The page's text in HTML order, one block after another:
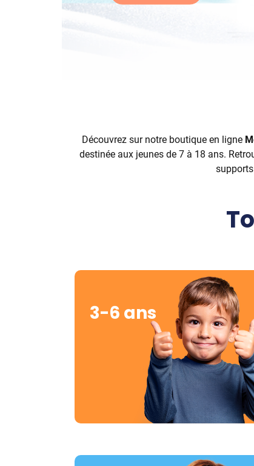
Découvrez sur notre boutique en ligne
destinée aux jeunes de 7 à 18 ans.
3-6 ans